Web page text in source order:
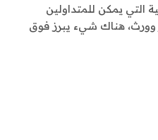
التي يمكن للمتداولين
وورث، هناك شيء يبرز فوق